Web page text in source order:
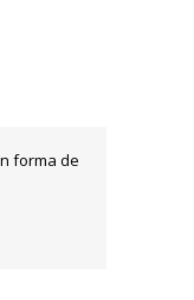
forma de